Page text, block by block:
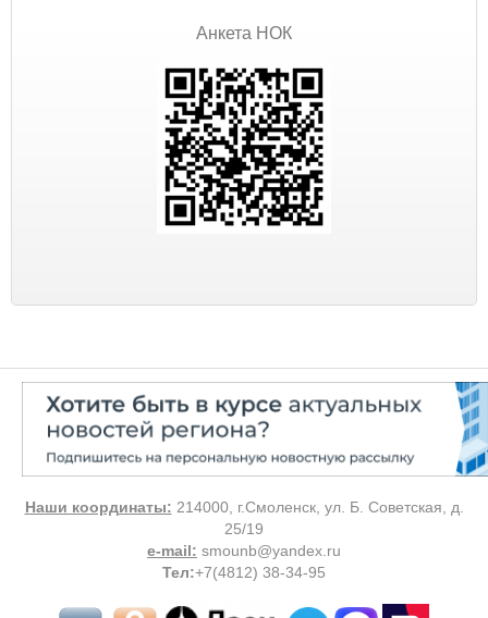
Анкета НОК
Наши координаты: 214000, г.Смоленск, ул. Б. Советская, д.
25/19
e-mail: smounb@yandex.ru
Тел:+7(4812) 38-34-95